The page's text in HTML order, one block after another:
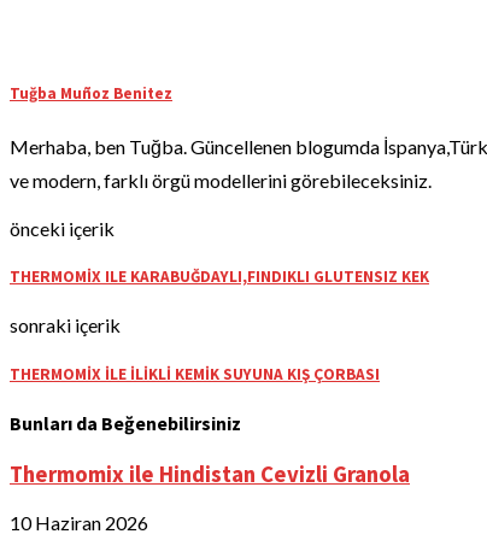
Tuğba Muñoz Benitez
Merhaba, ben Tuğba. Güncellenen blogumda
ve modern, farklı örgü modellerini görebileceksiniz.
önceki içerik
THERMOMİX ILE KARABUĞDAYLI,FINDIKLI GLUTENSIZ KEK
sonraki içerik
THERMOMİX İLE İLİKLİ KEMİK SUYUNA KIŞ ÇORBASI
Bunları da Beğenebilirsiniz
Thermomix ile Hindistan Cevizli Granola
10 Haziran 2026